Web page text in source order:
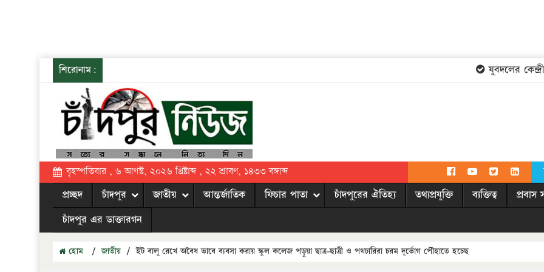
শিরোনাম: যুবদলের কেন্দ্রীয়
বৃহস্পতিবার , ৬ আগস্ট, ২০২৬ খ্রিষ্টাব্দ , ২২ শ্রাবণ, ১৪৩৩ বঙ্গাব্দ
প্রচ্ছদ চাঁদপুর জাতীয় আন্তর্জাতিক ফিচার পাতা চাঁদপুরের ঐতিহ্য তথ্যপ্রযুক্তি ব্যক্তিত্ব প্রবাস
চাঁদপুর এর ডাক্তারগন
হোম / জাতীয় / ইট বালু রেখে অবৈধ ভাবে ব্যবসা করায় স্কুল কলেজ পড়ুয়া ছাত্র-ছাত্রী ও পথচারিরা চরম দূর্ভোগ পৌহাতে হচেছ